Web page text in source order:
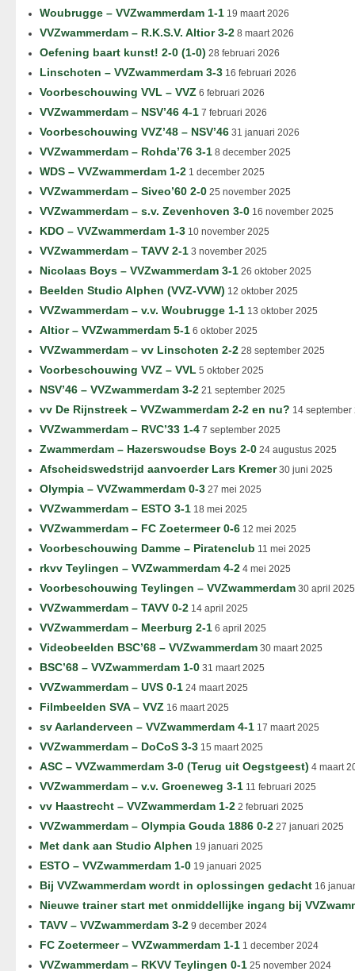
Woubrugge – VVZwammerdam 1-1 19 maart 2026
VVZwammerdam – R.K.S.V. Altior 3-2 8 maart 2026
Oefening baart kunst! 2-0 (1-0) 28 februari 2026
Linschoten – VVZwammerdam 3-3 16 februari 2026
Voorbeschouwing VVL – VVZ 6 februari 2026
VVZwammerdam – NSV’46 4-1 7 februari 2026
Voorbeschouwing VVZ’48 – NSV’46 31 januari 2026
VVZwammerdam – Rohda’76 3-1 8 december 2025
WDS – VVZwammerdam 1-2 1 december 2025
VVZwammerdam – Siveo’60 2-0 25 november 2025
VVZwammerdam – s.v. Zevenhoven 3-0 16 november 2025
KDO – VVZwammerdam 1-3 10 november 2025
VVZwammerdam – TAVV 2-1 3 november 2025
Nicolaas Boys – VVZwammerdam 3-1 26 oktober 2025
Beelden Studio Alphen (VVZ-VVW) 12 oktober 2025
VVZwammerdam – v.v. Woubrugge 1-1 13 oktober 2025
Altior – VVZwammerdam 5-1 6 oktober 2025
VVZwammerdam – vv Linschoten 2-2 28 september 2025
Voorbeschouwing VVZ – VVL 5 oktober 2025
NSV’46 – VVZwammerdam 3-2 21 september 2025
vv De Rijnstreek – VVZwammerdam 2-2 en nu? 14 september
VVZwammerdam – RVC’33 1-4 7 september 2025
Zwammerdam – Hazerswoudse Boys 2-0 24 augustus 2025
Afscheidswedstrijd aanvoerder Lars Kremer30 juni 2025
Olympia – VVZwammerdam 0-3 27 mei 2025
VVZwammerdam – ESTO 3-1 18 mei 2025
VVZwammerdam – FC Zoetermeer 0-6 12 mei 2025
Voorbeschouwing Damme – Piratenclub 11 mei 2025
rkvv Teylingen – VVZwammerdam 4-2 4 mei 2025
Voorbeschouwing Teylingen – VVZwammerdam 30 april 2025
VVZwammerdam – TAVV 0-2 14 april 2025
VVZwammerdam – Meerburg 2-1 6 april 2025
Videobeelden BSC’68 – VVZwammerdam 30 maart 2025
BSC’68 – VVZwammerdam 1-0 31 maart 2025
VVZwammerdam – UVS 0-1 24 maart 2025
Filmbeelden SVA – VVZ 16 maart 2025
sv Aarlanderveen – VVZwammerdam 4-1 17 maart 2025
VVZwammerdam – DoCoS 3-3 15 maart 2025
ASC – VVZwammerdam 3-0 (Terug uit Oegstgeest) 4 maart
VVZwammerdam – v.v. Groeneweg 3-1 11 februari 2025
vv Haastrecht – VVZwammerdam 1-2 2 februari 2025
VVZwammerdam – Olympia Gouda 1886 0-2 27 januari 2025
Met dank aan Studio Alphen 19 januari 2025
ESTO – VVZwammerdam 1-0 19 januari 2025
Bij VVZwammerdam wordt in oplossingen gedacht 16
Nieuwe trainer start met onmiddellijke ingang bij
TAVV – VVZwammerdam 3-2 9 december 2024
FC Zoetermeer – VVZwammerdam 1-1 1 december 2024
VVZwammerdam – RKVV Teylingen 0-1 25 november 2024